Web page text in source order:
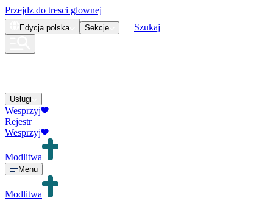
Przejdz do tresci glownej
Edycja polska Sekcje Szukaj
Usługi
Wesprzyj
Rejestr
Wesprzyj
Modlitwa
Menu
Modlitwa